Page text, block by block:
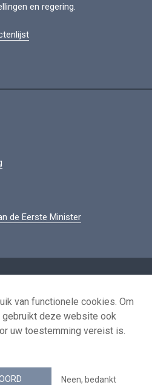
en regering.
de Eerste Minister
voor het hergebruik
ons
RSS feed
van functionele cookies. Om
gebruikt deze website ook
uw toestemming vereist is.
Neen, bedankt